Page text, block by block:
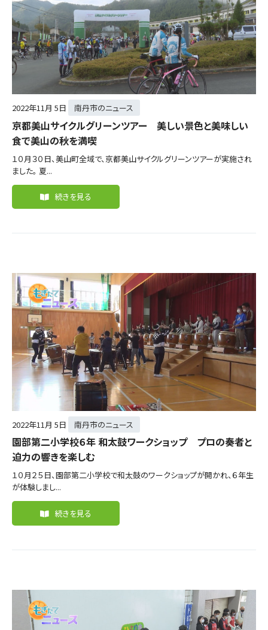
2022年11月 5日 南丹市のニュース
京都美山サイクルグリーンツアー 美しい景色と美味しい
食で美山の秋を満喫
１０月３０日、美山町全域で、京都美山サイクルグリーンツアーが実施され
ました。 夏...
続きを見る
2022年11月 5日 南丹市のニュース
園部第二小学校６年 和太鼓ワークショップ プロの奏者と
迫力の響きを楽しむ
１０月２５日、園部第二小学校で和太鼓のワークショップが開かれ、６年生
が体験しまし...
続きを見る